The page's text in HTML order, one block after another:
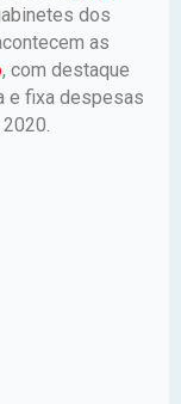
dos
as
, com destaque
e fixa despesas